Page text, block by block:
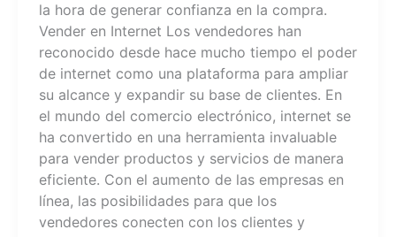
la hora de generar confianza en la compra.
Vender en Internet Los vendedores han
reconocido desde hace mucho tiempo el poder
de internet como una plataforma para ampliar
su alcance y expandir su base de clientes. En
el mundo del comercio electrónico, internet se
ha convertido en una herramienta invaluable
para vender productos y servicios de manera
eficiente. Con el aumento de las empresas en
línea, las posibilidades para que los
vendedores conecten con los clientes y